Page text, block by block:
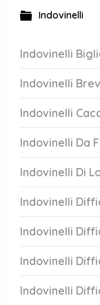
Indovinelli
Indovinelli
Indovinelli
Indovinelli
Indovinelli Da
Indovinelli Di
Indovinelli
Indovinelli
Indovinelli
Indovinelli